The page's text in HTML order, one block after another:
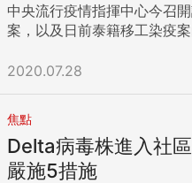
中央流行疫情指揮中心今召
案，以及日前泰籍移工染疫
2020.07.28
焦點
Delta病毒株進入社
嚴施5措施